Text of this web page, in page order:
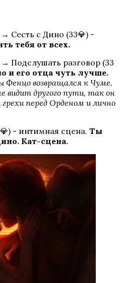
→ Сесть с Дино (33💎) -
тебя от всех.
→ Подслушать разговор (33
и его отца чуть лучше.
Фенцо возвращался к Чуме.
видит другого пути, так он
перед Орденом и лично
- интимная сцена. Ты
Кат-сцена.